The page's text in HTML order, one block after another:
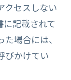
クセスしない
に記載されて
場合には、
びかけてい